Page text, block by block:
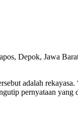
Depok, Jawa
adalah rekayasa.
pernyataan yang